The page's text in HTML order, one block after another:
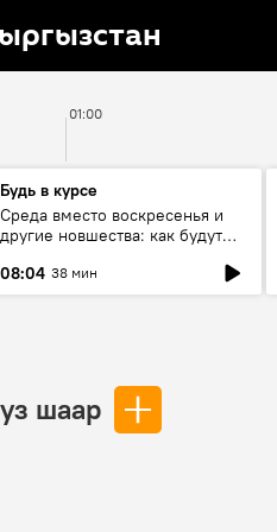
01:00
Будь в курсе
Среда вместо воскресенья и
другие новшества: как будут
08:04 38 мин
шаар